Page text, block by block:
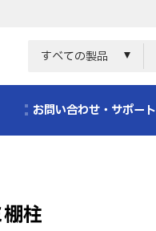
すべての製品
お問い合わせ・サポート
柱